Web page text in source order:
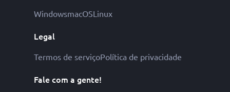
WindowsmacOSLinux
Legal
Termos de serviçoPolítica de privacidade
Fale com a gente!